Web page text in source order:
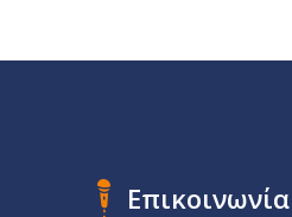
Επικοινωνία